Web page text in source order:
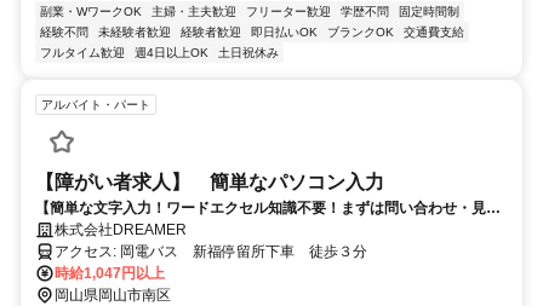
副業・WワークOK 主婦・主夫歓迎 フリーター歓迎 学歴不問
固定時間制
経験不問
未経験者歓迎 経験者歓迎 即日払いOK ブランクOK
交通費支給
フルタイム歓迎
週4日以上OK 土日祝休み
アルバイト・パート
【障がい者求人】 簡単なパソコン入力
【簡単な文字入力！ワードエクセル知識不要！まずは問い合わせ・見学
からお願いします★】障がい者に優しい会社です♪
株式会社DREAMER
アクセス: 岡電バス 新福停留所下車 徒歩３分
時給1,047円以上
岡山県岡山市南区